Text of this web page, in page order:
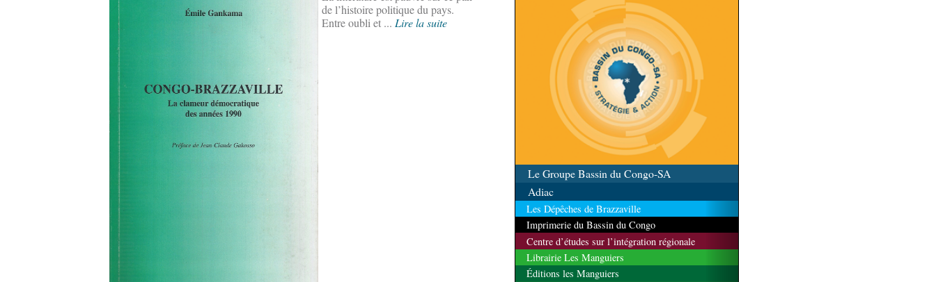
de l’histoire politique du pays.
Entre oubli et ... Lire la suite
Le Groupe Bassin du Congo-SA
Adiac
Les Dépêches de Brazzaville
Imprimerie du Bassin du Congo
Centre d’études sur l’intégration régionale
Librairie Les Manguiers
Éditions les Manguiers